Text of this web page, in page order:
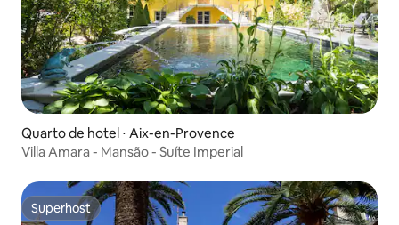
Quarto de hotel ⋅ Aix-en-Provence
Villa Amara - Mansão - Suíte Imperial
Superhost
Superhost